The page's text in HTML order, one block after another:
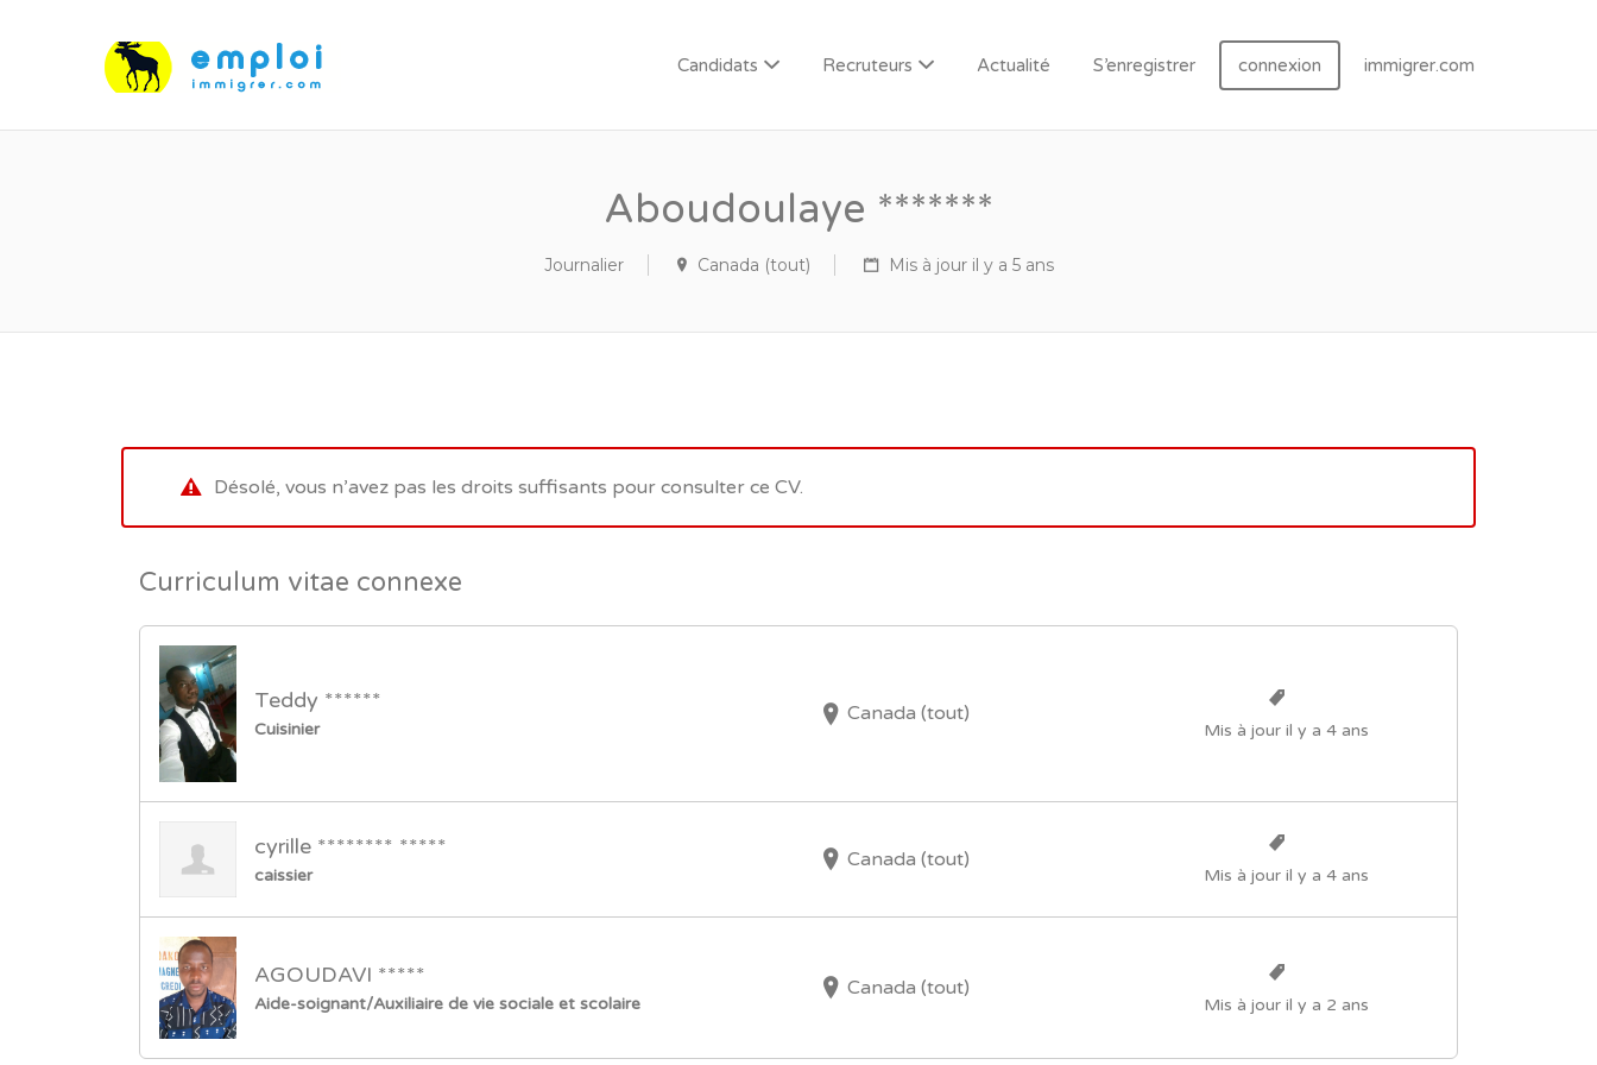
Candidats Recruteurs Actualité S’enregistrer connexion immigrer.com
Aboudoulaye *******
Journalier Canada (tout) Mis à jour il y a 5 ans
Désolé, vous n’avez pas les droits suffisants pour consulter ce CV.
Curriculum vitae connexe
Teddy ******
Cuisinier
Canada (tout)
Mis à jour il y a 4 ans
cyrille ******** *****
caissier
Canada (tout)
Mis à jour il y a 4 ans
AGOUDAVI *****
Aide-soignant/Auxiliaire de vie sociale et scolaire
Canada (tout)
Mis à jour il y a 2 ans